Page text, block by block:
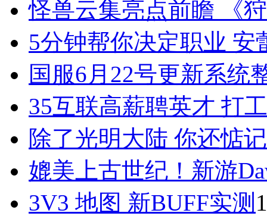
怪兽云集亮点前瞻 《
5分钟帮你决定职业
国服6月22号更新系统
35互联高薪聘英才 打
除了光明大陆 你还惦
媲美上古世纪！新游
3V3 地图 新BUFF实测